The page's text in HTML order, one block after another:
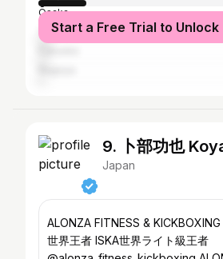
Ōsaka
Yokohama
Start a Free Trial to Unlock
9. 卜部功也
Japan
ALONZA FITNESS &
世界王者 ISKA世界ライト級王者